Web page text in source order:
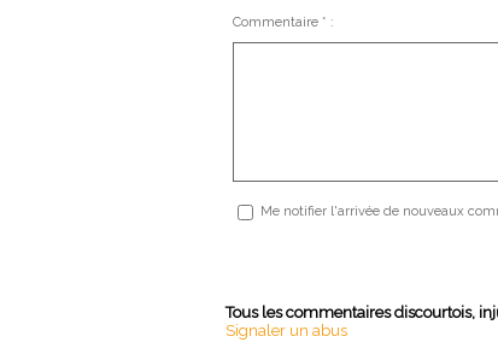
Commentaire * :
Me notifier l'arrivée de nouveaux
Tous les commentaires discourtois,
Signaler un abus